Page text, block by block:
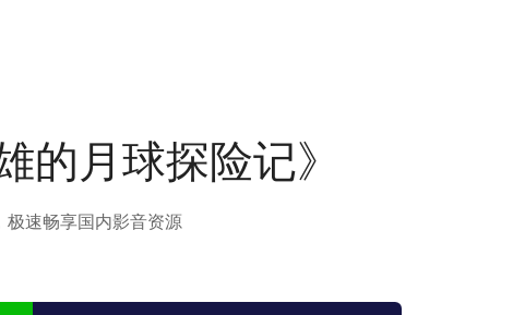
的月球探险记》
速畅享国内影音资源